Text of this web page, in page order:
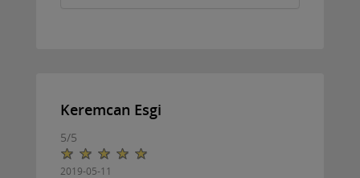
Keremcan Esgi
5/5
2019-05-11